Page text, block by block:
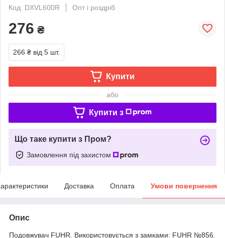
Код: DXVL600R
Опт і роздріб
276 ₴
266 ₴ від 5 шт.
Купити
або
Купити з
Що таке купити з Пром?
Замовлення під захистом
Доставка Оплата Умови повернення
Опис
Подовжувач FUHR. Використовується з замками: FUHR №856.